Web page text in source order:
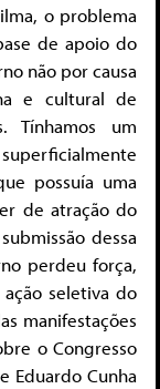
o problema
de apoio do
não por causa
e cultural de
Tínhamos um
possuía uma
de atração do
dessa
perdeu força,
seletiva do
manifestações
o Congresso
Eduardo Cunha